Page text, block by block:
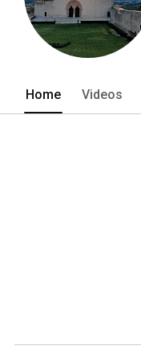
Home Videos